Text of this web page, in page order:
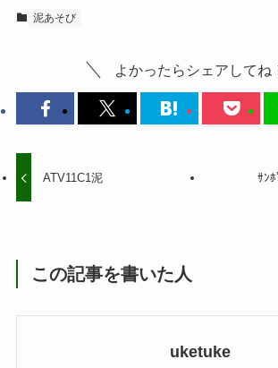
泥あそび
よかったらシェアしてね
ATV11C1泥 ｻﾝ
この記事を書いた人
uketuke